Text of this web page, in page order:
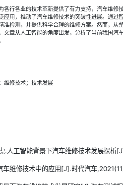
各行各业的技术革新提供了有力支持，汽车维修
应用，推动了汽车维修技术的突破性进展。通过
准检测，并提供科学合理的维修方案。然而，从
文章从人工智能的角度出发，分析了当前我国
维修技术；技术发展
.人工智能背景下汽车维修技术发展探
车维修技术中的应用[J].时代汽车